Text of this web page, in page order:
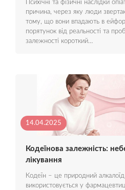
Психічні та фізичні наслідки
причина, через яку люди
тому, що вони впадають в
порятунок від реальності та
залежності короткий…
14.04.2025
Кодеїнова залежність:
лікування
Кодеїн – це природний
використовується у